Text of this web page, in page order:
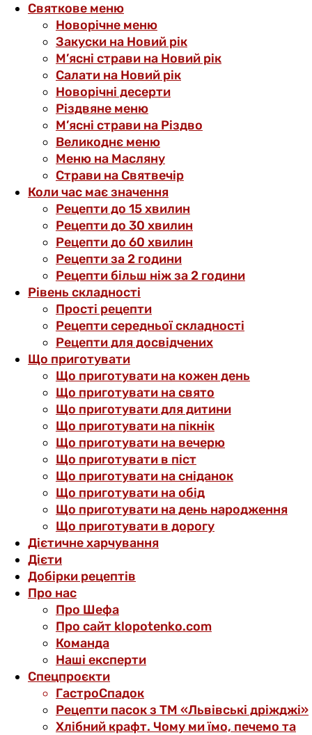
Святкове меню
Новорічне меню
Закуски на Новий рік
М’ясні страви на Новий рік
Салати на Новий рік
Новорічні десерти
Різдвяне меню
М’ясні страви на Різдво
Великоднє меню
Меню на Масляну
Страви на Святвечір
Коли час має значення
Рецепти до 15 хвилин
Рецепти до 30 хвилин
Рецепти до 60 хвилин
Рецепти за 2 години
Рецепти більш ніж за 2 години
Рівень складності
Прості рецепти
Рецепти середньої складності
Рецепти для досвідчених
Що приготувати
Що приготувати на кожен день
Що приготувати на свято
Що приготувати для дитини
Що приготувати на пікнік
Що приготувати на вечерю
Що приготувати в піст
Що приготувати на сніданок
Що приготувати на обід
Що приготувати на день народження
Що приготувати в дорогу
Дієтичне харчування
Дієти
Добірки рецептів
Про нас
Про Шефа
Про сайт klopotenko.com
Команда
Наші експерти
Спецпроєкти
ГастроСпадок
Рецепти пасок з ТМ «Львівські дріжджі»
Хлібний крафт. Чому ми їмо, печемо та